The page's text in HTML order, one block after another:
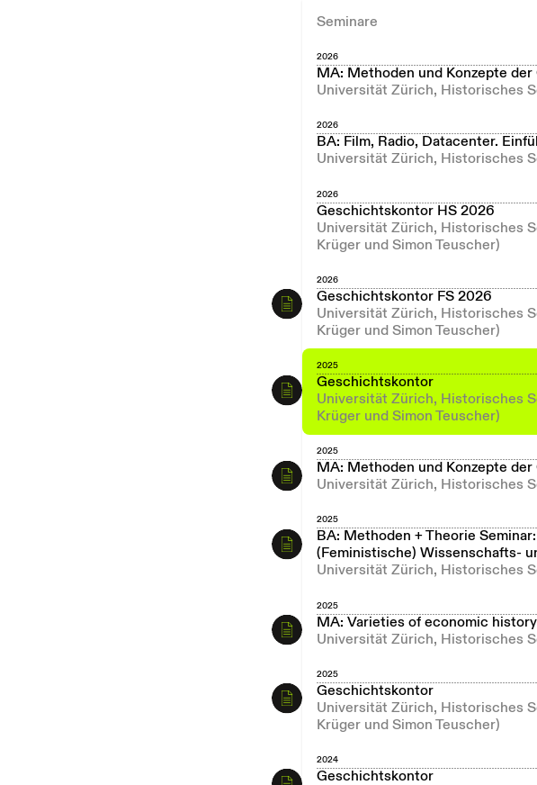
Seminare
2026
MA: Methoden und Konzepte
Universität Zürich, Historisches
2026
BA: Film, Radio, Datacenter.
Universität Zürich, Historisches
2026
Geschichtskontor HS 2026
Universität Zürich, Historisches
Krüger und Simon Teuscher)
2026
Geschichtskontor FS 2026
Universität Zürich, Historisches
Krüger und Simon Teuscher)
2025
Geschichtskontor
Universität Zürich, Historisches
Krüger und Simon Teuscher)
2025
MA: Methoden und Konzepte
Universität Zürich, Historisches
2025
BA: Methoden + Theorie
(Feministische) Wissenschafts-
Universität Zürich, Historisches
2025
MA: Varieties of economic history
Universität Zürich, Historisches
2025
Geschichtskontor
Universität Zürich, Historisches
Krüger und Simon Teuscher)
2024
Geschichtskontor